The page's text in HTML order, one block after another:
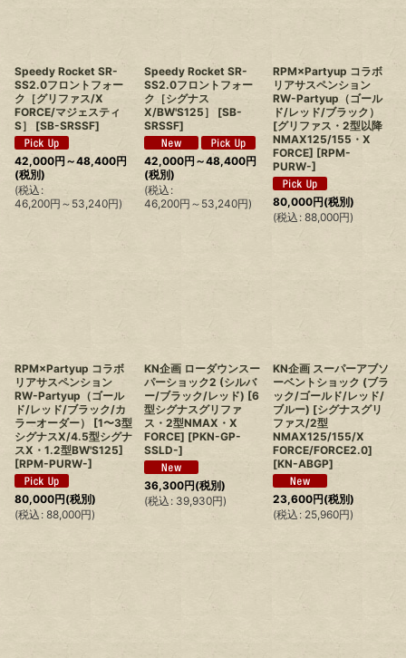
Speedy Rocket SR-
SS2.0フロントフォー
ク［グリファス/X
FORCE/マジェスティ
S］
[SB-SRSSF]
42,000円 ～48,400円
(税別)
(税込 :
46,200円 ～53,240円)
Speedy Rocket SR-
SS2.0フロントフォー
ク［シグナス
X/BW'S125］
[SB-
SRSSF]
42,000円 ～48,400円
(税別)
(税込 :
46,200円 ～53,240円)
RPM×Partyup コラボ
リアサスペンション
RW-Partyup（ゴール
ド/レッド/ブラック）
[グリファス・2型以降
NMAX125/155・X
FORCE] [RPM-
PURW-]
80,000円(税別)
(税込 : 88,000円)
RPM×Partyup コラボ
リアサスペンション
RW-Partyup（ゴール
ド/レッド/ブラック/カ
ラーオーダー） [1〜3型
シグナスX/4.5型シグナ
スX・1.2型BW'S125]
[RPM-PURW-]
80,000円(税別)
(税込 : 88,000円)
KN企画 ローダウンスー
パーショック2 (シルバ
ー/ブラック/レッド) [6
型シグナスグリファ
ス・2型NMAX・X
FORCE] [PKN-GP-
SSLD-]
36,300円(税別)
(税込 : 39,930円)
KN企画 スーパーアブソ
ーベントショック (ブラ
ック/ゴールド/レッド/
ブルー) [シグナスグリ
ファス/2型
NMAX125/155/X
FORCE/FORCE2.0]
[KN-ABGP]
23,600円(税別)
(税込 : 25,960円)